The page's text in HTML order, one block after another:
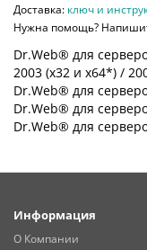
Доставка: ключ и
Нужна помощь?
Dr.Web® для
2003 (х32 и х64*) /
Dr.Web® для
Dr.Web® для
Dr.Web® для
Информация
О Компании